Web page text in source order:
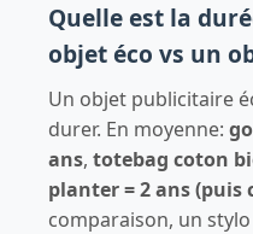
Quelle est la
objet éco vs un
Un objet publicitaire
durer. En moyenne:
ans, totebag coton
planter = 2 ans (puis
comparaison, un